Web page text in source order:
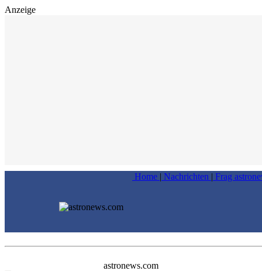
Anzeige
Home | Nachrichten | Frag
astronews.com